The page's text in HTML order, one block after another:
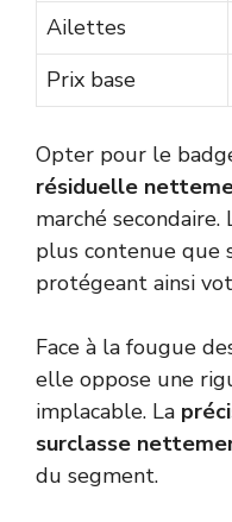
Ailettes
Prix base
Opter pour le
résiduelle
marché
plus contenue que
protégeant ainsi
Face à la fougue
elle oppose une
implacable. La
surclasse
du segment.